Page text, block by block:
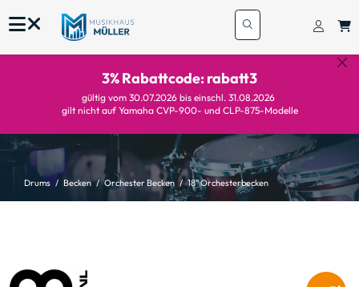
3% Rabattcode: rabatt3
gültig vom 30.07.2026 bis einschl. 31.08.2026
gilt nicht auf Yamaha CVP-900- und CLP-875-Modelle
Drums Becken Orchester Becken 18" Orchesterbecken